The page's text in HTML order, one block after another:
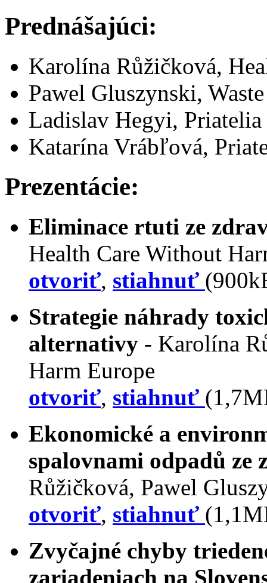
Prednášajúci:
Karolína Růžičková,
Pawel Gluszynski,
Ladislav Hegyi, Priatelia
Katarína Vrábľová,
Prezentácie:
Eliminace rtuti ze
Health Care Without
otvoriť, stiahnuť
Strategie náhrady
alternativy - Karolína
Harm Europe
otvoriť, stiahnuť
Ekonomické a
spalovnami odpadů
Růžičková, Pawel
otvoriť, stiahnuť
Zvyčajné chyby
zariadeniach na